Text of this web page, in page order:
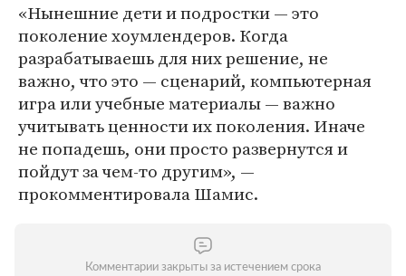
«Нынешние дети и подростки — это
поколение хоумлендеров. Когда
разрабатываешь для них решение, не
важно, что это — сценарий, компьютерная
игра или учебные материалы — важно
учитывать ценности их поколения. Иначе
не попадешь, они просто развернутся и
пойдут за чем-то другим», —
прокомментировала Шамис.
Комментарии закрыты за истечением срока